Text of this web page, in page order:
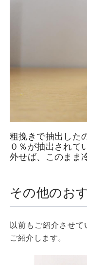
粗挽きで抽出した
０％が抽出されて
外せば、このまま
その他のお
以前もご紹介させ
ご紹介します。